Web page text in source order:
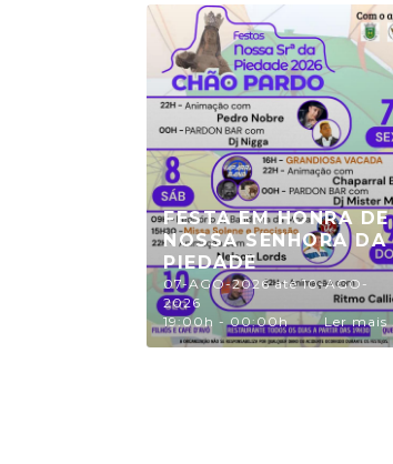
FESTA EM HONRA DE
NOSSA SENHORA DA
PIEDADE
07-AGO-2026 até 10-AGO-
2026
19:00h - 00:00h
Ler mais